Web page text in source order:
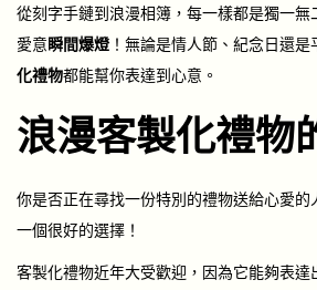
n
1
7
從刻字手鏈到浪漫相簿，每一樣都是獨一無
愛意瞬間爆燈！無論是情人節、紀念日還是
化禮物都能幫你表達到心意。
浪漫客製化禮物
你是否正在尋找一份特別的禮物送給心愛
一個很好的選擇！
客製化禮物近年大受歡迎，因為它能夠表達